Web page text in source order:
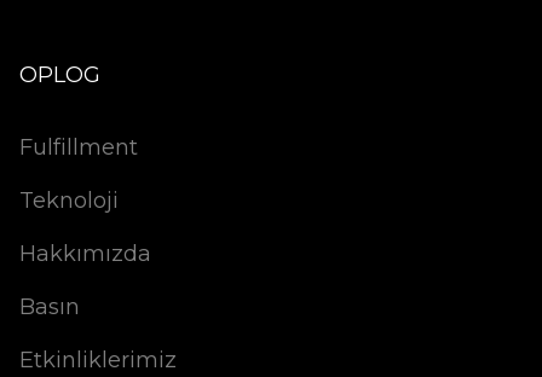
OPLOG
Fulfillment
Teknoloji
Hakkımızda
Basın
Etkinliklerimiz